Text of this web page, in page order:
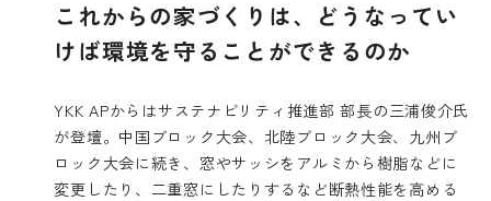
これからの家づくりは、どうなってい
けば環境を守ることができるのか
YKK APからはサステナビリティ推進部 部長の三浦俊介氏
が登壇。 中国ブロック大会、 北陸ブロック大会、 九州ブ
ロック大会に続き、窓やサッシをアルミから樹脂などに
変更したり、二重窓にしたりするなど断熱性能を高める